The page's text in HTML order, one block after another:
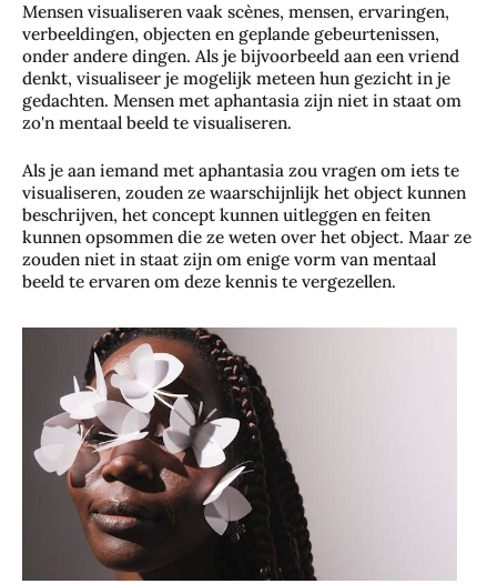
Mensen visualiseren vaak scènes, mensen, ervaringen,
verbeeldingen, objecten en geplande gebeurtenissen,
onder andere dingen. Als je bijvoorbeeld aan een vriend
denkt, visualiseer je mogelijk meteen hun gezicht in je
gedachten. Mensen met aphantasia zijn niet in staat om
zo'n mentaal beeld te visualiseren.
Als je aan iemand met aphantasia zou vragen om iets te
visualiseren, zouden ze waarschijnlijk het object kunnen
beschrijven, het concept kunnen uitleggen en feiten
kunnen opsommen die ze weten over het object. Maar ze
zouden niet in staat zijn om enige vorm van mentaal
beeld te ervaren om deze kennis te vergezellen.